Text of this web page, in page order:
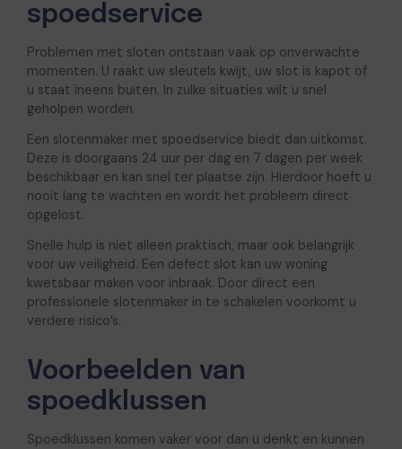
spoedservice
Problemen met sloten ontstaan vaak op onverwachte
momenten. U raakt uw sleutels kwijt, uw slot is kapot of
u staat ineens buiten. In zulke situaties wilt u snel
geholpen worden.
Een slotenmaker met spoedservice biedt dan uitkomst.
Deze is doorgaans 24 uur per dag en 7 dagen per week
beschikbaar en kan snel ter plaatse zijn. Hierdoor hoeft u
nooit lang te wachten en wordt het probleem direct
opgelost.
Snelle hulp is niet alleen praktisch, maar ook belangrijk
voor uw veiligheid. Een defect slot kan uw woning
kwetsbaar maken voor inbraak. Door direct een
professionele slotenmaker in te schakelen voorkomt u
verdere risico’s.
Voorbeelden van
spoedklussen
Spoedklussen komen vaker voor dan u denkt en kunnen